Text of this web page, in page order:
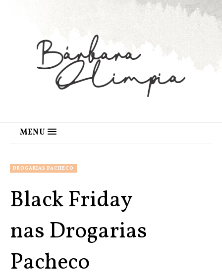
MENU
DROGARIAS PACHECO
Black Friday
nas Drogarias
Pacheco